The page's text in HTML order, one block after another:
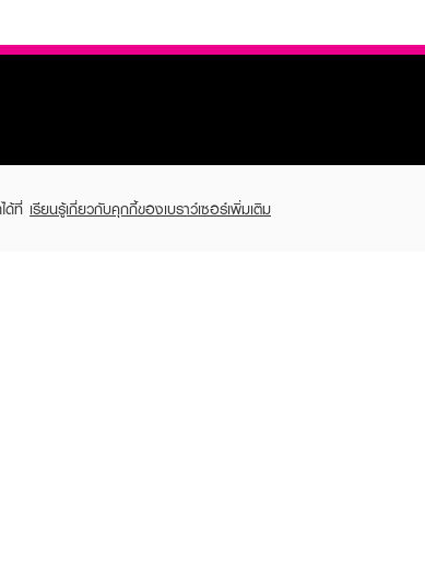
ด้ที่ เรียนรู้เกี่ยวกับคุกกี้ของเบราว์เซอร์เพิ่มเติม
MEMBER FOLLOW US